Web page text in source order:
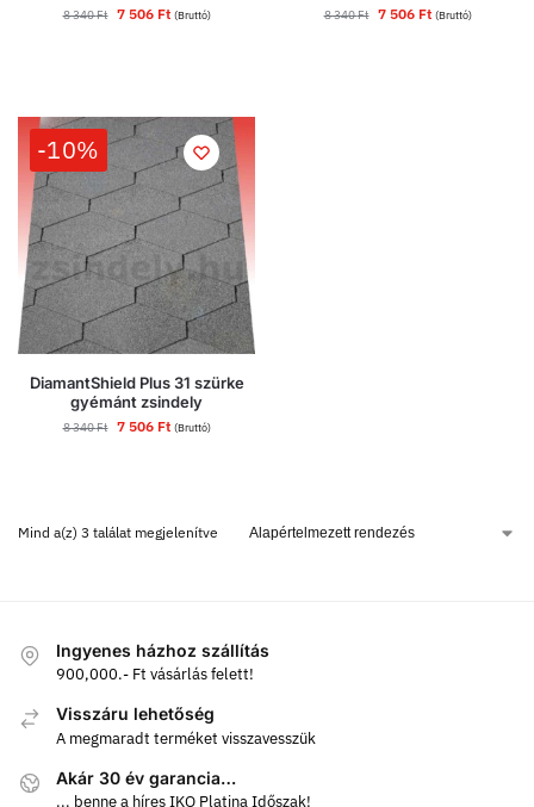
8 340Ft 7 506 Ft (Bruttó) 8 340Ft 7 506 Ft (Bruttó)
-10%
DiamantShield Plus 31 szürke
gyémánt zsindely
8 340Ft 7 506 Ft (Bruttó)
Mind a(z) 3 találat megjelenítve
Ingyenes házhoz szállítás
900,000.- Ft vásárlás felett!
Visszáru lehetőség
A megmaradt terméket visszavesszük
Akár 30 év garancia…
... benne a híres IKO Platina Időszak!